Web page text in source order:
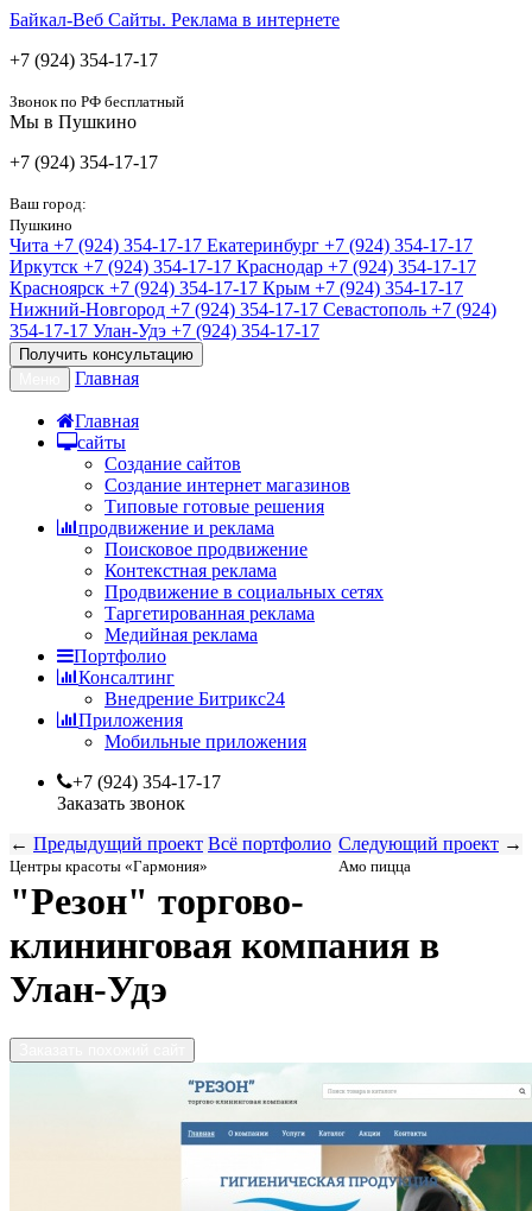
Байкал-Веб Сайты. Реклама в интернете
+7 (924) 354-17-17
Звонок по РФ бесплатный
Мы в Пушкино
+7 (924) 354-17-17
Ваш город:
Пушкино
Чита +7 (924) 354-17-17 Екатеринбург +7 (924) 354-17-17
Иркутск +7 (924) 354-17-17 Краснодар +7 (924) 354-17-17
Красноярск +7 (924) 354-17-17 Крым +7 (924) 354-17-17
Нижний-Новгород +7 (924) 354-17-17 Севастополь +7 (924)
354-17-17 Улан-Удэ +7 (924) 354-17-17
Получить консультацию
Главная
Главная
сайты
Создание сайтов
Создание интернет магазинов
Типовые готовые решения
продвижение и реклама
Поисковое продвижение
Контекстная реклама
Продвижение в социальных сетях
Таргетированная реклама
Медийная реклама
Портфолио
Консалтинг
Внедрение Битрикс24
Приложения
Мобильные приложения
+7 (924) 354-17-17
Заказать звонок
← Предыдущий проект
Центры красоты «Гармония»
Всё портфолио Следующий проект →
Амо пицца
"Резон" торгово-
клининговая компания в
Улан-Удэ